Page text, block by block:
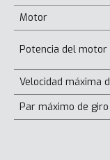
Motor
Potencia del motor
Velocidad máxima
Par máximo de giro